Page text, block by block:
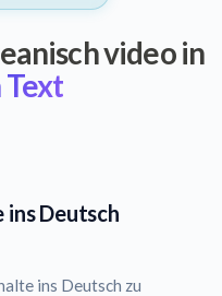
video in
Text
Deutsch
ins Deutsch zu